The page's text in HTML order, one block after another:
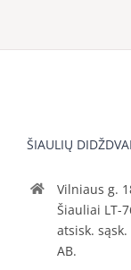
ŠIAULIŲ
Vilniaus g.
Šiauliai LT-
atsisk. sąsk.
AB.